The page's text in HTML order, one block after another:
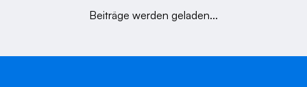
Beiträge werden geladen...